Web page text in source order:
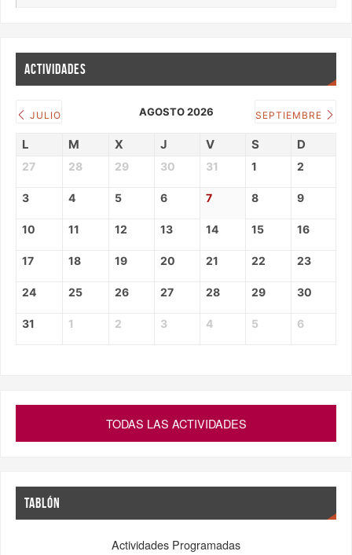
ACTIVIDADES
JULIO AGOSTO 2026 SEPTIEMBRE
L M X J V S D
27 28 29 30 31 1 2
3 4 5 6 7 8 9
10 11 12 13 14 15 16
17 18 19 20 21 22 23
24 25 26 27 28 29 30
31 1 2 3 4 5 6
TODAS LAS ACTIVIDADES
TABLÓN
Actividades Programadas